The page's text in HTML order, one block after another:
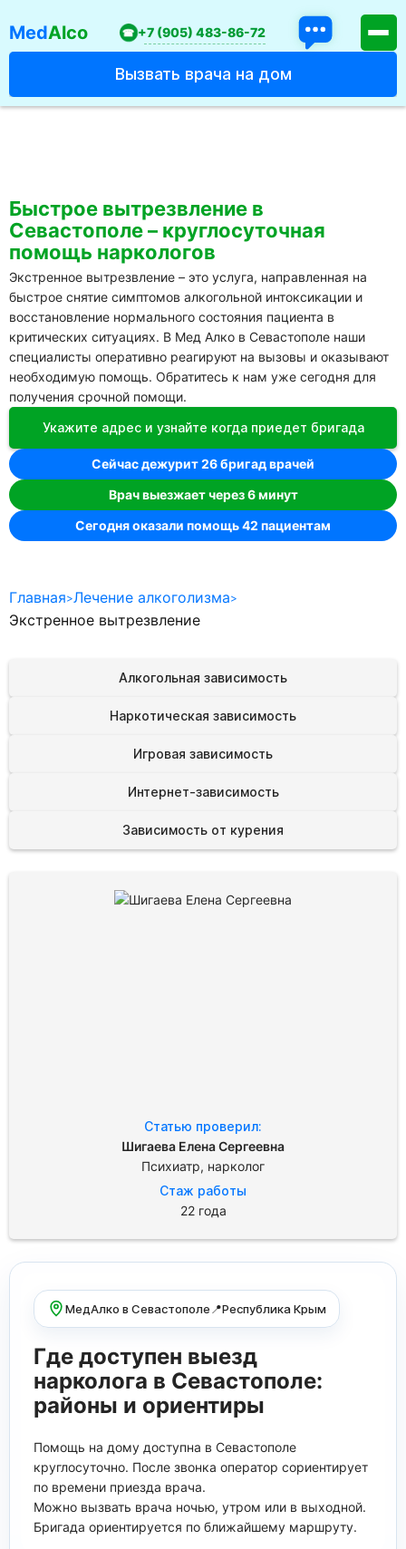
MedAlco +7 (905) 483-86-72
Вызвать врача на дом
Услуги
О клинике
Вакансии
Вопросы и ответы
Специалисты
Цены
Отзывы
Лицензии
Контакты
Быстрое вытрезвление в
Севастополе – круглосуточная
помощь наркологов
Экстренное вытрезвление – это услуга, направленная на
быстрое снятие симптомов алкогольной интоксикации и
восстановление нормального состояния пациента в
критических ситуациях. В Мед Алко в Севастополе наши
специалисты оперативно реагируют на вызовы и оказывают
необходимую помощь. Обратитесь к нам уже сегодня для
получения срочной помощи.
Укажите адрес и узнайте когда приедет бригада
Сейчас дежурит 26 бригад врачей
Врач выезжает через 6 минут
Сегодня оказали помощь 42 пациентам
Главная Лечение алкоголизма
Экстренное вытрезвление
Алкогольная зависимость
Наркотическая зависимость
Игровая зависимость
Интернет-зависимость
Зависимость от курения
Статью проверил:
Шигаева Елена Сергеевна
Психиатр, нарколог
Стаж работы
22 года
МедАлко в Севастополе📍Республика Крым
Где доступен выезд
нарколога в Севастополе:
районы и ориентиры
Помощь на дому доступна в Севастополе
круглосуточно. После звонка оператор сориентирует
по времени приезда врача.
Можно вызвать врача ночью, утром или в выходной.
Бригада ориентируется по ближайшему маршруту.